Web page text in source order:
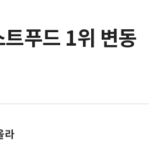
푸드 1위 변동
라